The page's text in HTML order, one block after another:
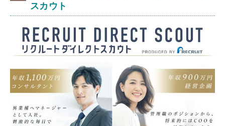
スカウト